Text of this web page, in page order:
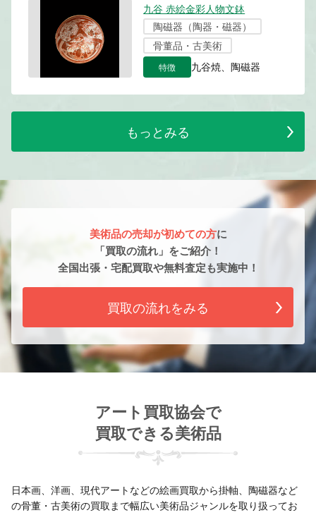
九谷 赤絵金彩人物文鉢
陶磁器（陶器・磁器）
骨董品・古美術
特徴 九谷焼、陶磁器
もっとみる
美術品の売却が初めての方に
「買取の流れ」をご紹介！
全国出張・宅配買取や無料査定も実施中！
買取の流れをみる
アート買取協会で
買取できる美術品
日本画、洋画、現代アートなどの絵画買取から掛軸、陶磁器など
の骨董・古美術の買取まで幅広い美術品ジャンルを取り扱ってお